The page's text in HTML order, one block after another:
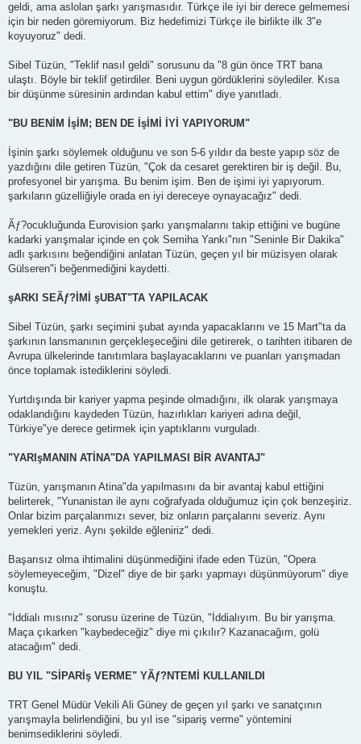
geldi, ama aslolan şarkı yarışmasıdır. Türkçe ile iyi bir derece gelmemesi
için bir neden göremiyorum. Biz hedefimizi Türkçe ile birlikte ilk 3"e
koyuyoruz" dedi.
Sibel Tüzün, "Teklif nasıl geldi" sorusunu da "8 gün önce TRT bana
ulaştı. Böyle bir teklif getirdiler. Beni uygun gördüklerini söylediler. Kısa
bir düşünme süresinin ardından kabul ettim" diye yanıtladı.
"BU BENİM İşİM; BEN DE İşİMİ İYİ YAPIYORUM"
İşinin şarkı söylemek olduğunu ve son 5-6 yıldır da beste yapıp söz de
yazdığını dile getiren Tüzün, "Çok da cesaret gerektiren bir iş değil. Bu,
profesyonel bir yarışma. Bu benim işim. Ben de işimi iyi yapıyorum.
şarkıların güzelliğiyle orada en iyi dereceye oynayacağız" dedi.
Ãƒ?ocukluğunda Eurovision şarkı yarışmalarını takip ettiğini ve bugüne
kadarki yarışmalar içinde en çok Semiha Yankı"nın "Seninle Bir Dakika"
adlı şarkısını beğendiğini anlatan Tüzün, geçen yıl bir müzisyen olarak
Gülseren"i beğenmediğini kaydetti.
şARKI SEÃƒ?İMİ şUBAT"TA YAPILACAK
Sibel Tüzün, şarkı seçimini şubat ayında yapacaklarını ve 15 Mart"ta da
şarkının lansmanının gerçekleşeceğini dile getirerek, o tarihten itibaren de
Avrupa ülkelerinde tanıtımlara başlayacaklarını ve puanları yarışmadan
önce toplamak istediklerini söyledi.
Yurtdışında bir kariyer yapma peşinde olmadığını, ilk olarak yarışmaya
odaklandığını kaydeden Tüzün, hazırlıkları kariyeri adına değil,
Türkiye"ye derece getirmek için yaptıklarını vurguladı.
"YARIşMANIN ATİNA"DA YAPILMASI BİR AVANTAJ"
Tüzün, yarışmanın Atina"da yapılmasını da bir avantaj kabul ettiğini
belirterek, "Yunanistan ile aynı coğrafyada olduğumuz için çok benzeşiriz.
Onlar bizim parçalarımızı sever, biz onların parçalarını severiz. Aynı
yemekleri yeriz. Aynı şekilde eğleniriz" dedi.
Başarısız olma ihtimalini düşünmediğini ifade eden Tüzün, "Opera
söylemeyeceğim, "Dizel" diye de bir şarkı yapmayı düşünmüyorum" diye
konuştu.
"İddialı mısınız" sorusu üzerine de Tüzün, "İddialıyım. Bu bir yarışma.
Maça çıkarken "kaybedeceğiz" diye mi çıkılır? Kazanacağım, golü
atacağım" dedi.
BU YIL "SİPARİş VERME" YÃƒ?NTEMİ KULLANILDI
TRT Genel Müdür Vekili Ali Güney de geçen yıl şarkı ve sanatçının
yarışmayla belirlendiğini, bu yıl ise "sipariş verme" yöntemini
benimsediklerini söyledi.